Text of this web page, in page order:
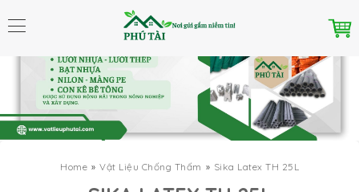
Home Vật Liệu Chống Thấm Sika Latex TH 25L